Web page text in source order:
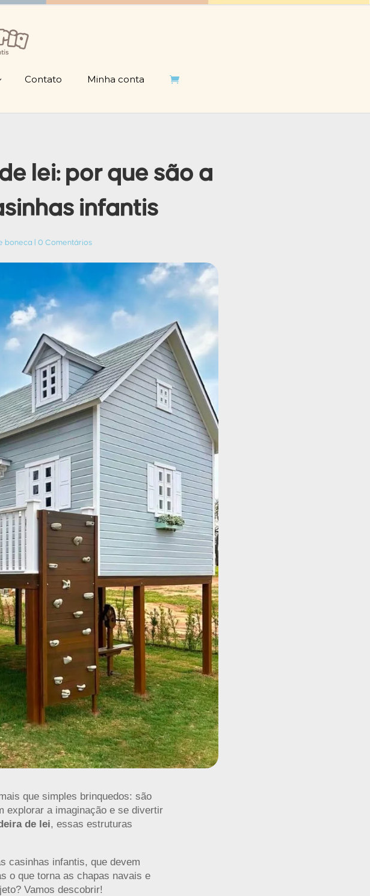
Contato Minha conta 
lei: por que são a
infantis
boneca 0 Comentários
que simples brinquedos: são
explorar a imaginação e se divertir
de lei, essas estruturas
casinhas infantis, que devem
o que torna as chapas navais e
Vamos descobrir!